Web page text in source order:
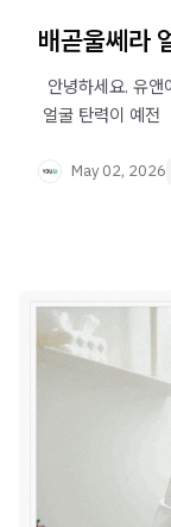
배곧울쎄라
안녕하세요. 유
​ 얼굴 탄력이 예전
May 02, 2026